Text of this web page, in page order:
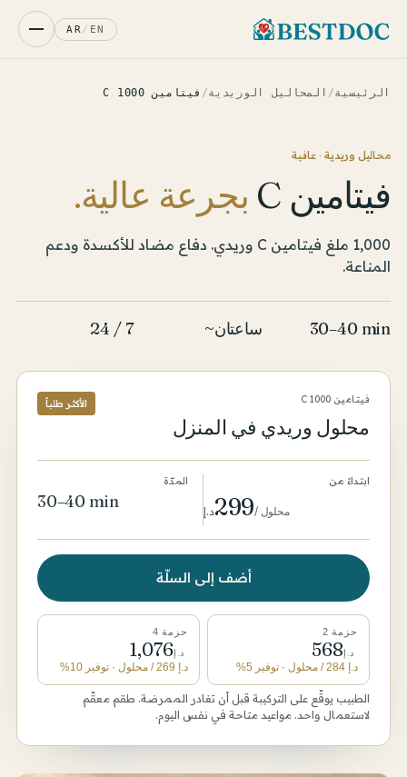
EN
/
AR
الرئيسية/ المحاليل الوريدية/ فيتامين C 1000
محاليل وريدية · عافية
فيتامين C بجرعة عالية.
1,000 ملغ فيتامين C وريدي. دفاع مضاد للأكسدة ودعم
المناعة.
30–40 min ~ساعتان 24 / 7
فيتامين C 1000
محلول وريدي في المنزل
الأكثر طلباً
ابتداءً من
د.إ299/ محلول
المدّة
30–40 min
أضف إلى السلّة
حزمة 2
د.إ568
د.إ 284/ محلول · توفير 5%
حزمة 4
د.إ1,076
د.إ 269/ محلول · توفير 10%
الطبيب يوقّع على التركيبة قبل أن تغادر الممرضة. طقم معقّم
لاستعمال واحد. مواعيد متاحة في نفس اليوم.